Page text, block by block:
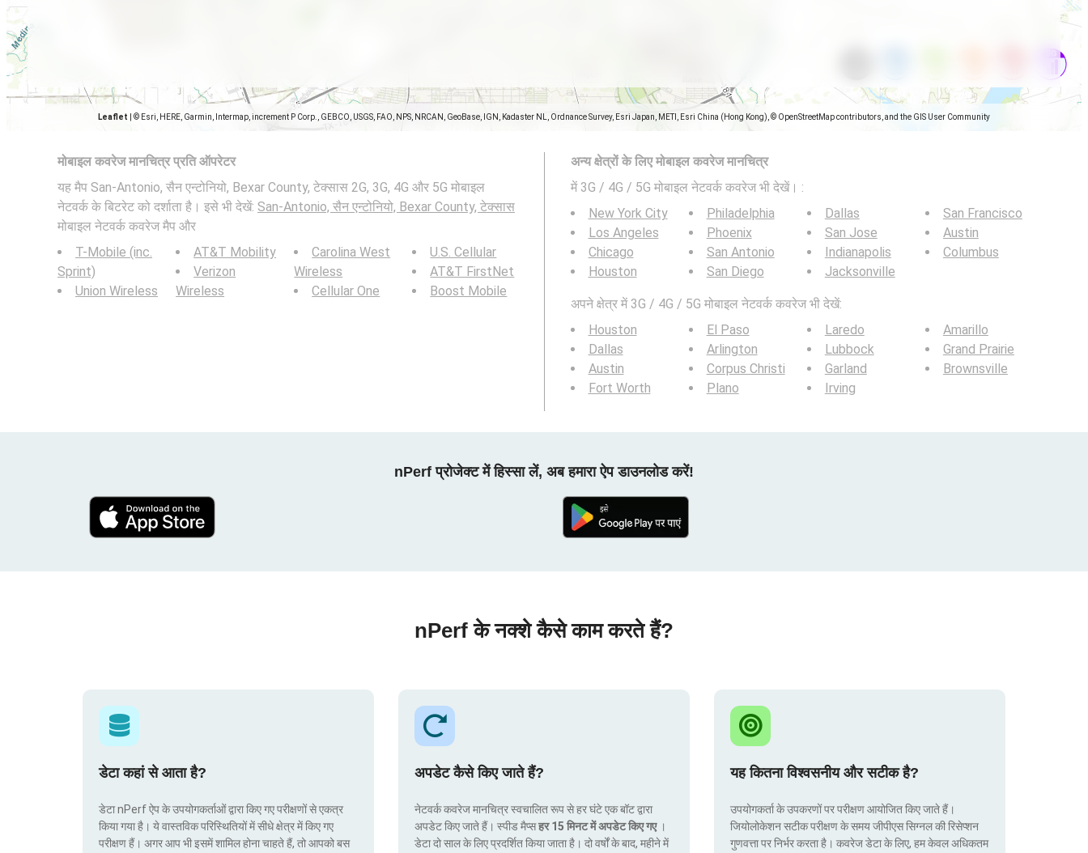
Leaflet © Esri, HERE, Garmin, Intermap, increment P Corp., GEBCO, USGS, FAO, NPS, NRCAN, GeoBase, IGN, Kadaster NL, Ordnance Survey, Esri Japan, METI, Esri China (Hong Kong), © OpenStreetMap contributors, and the GIS User Community
मोबाइल कवरेज मानचित्र प्रति ऑपरेटर
यह मैप San-Antonio, सैन एन्टोनियो, Bexar County, टेक्सास 2G, 3G, 4G और 5G मोबाइल
नेटवर्क के बिटरेट को दर्शाता है। इसे भी देखें: San-Antonio, सैन एन्टोनियो, Bexar County, टेक्सास
मोबाइल नेटवर्क कवरेज मैप और
T-Mobile (inc.
Sprint)
Union Wireless
AT&T Mobility
Verizon
Wireless
Carolina West
Wireless
Cellular One
U.S. Cellular
AT&T FirstNet
Boost Mobile
अन्य क्षेत्रों के लिए मोबाइल कवरेज मानचित्र
में 3G / 4G / 5G मोबाइल नेटवर्क कवरेज भी देखें। :
New York City
Los Angeles
Chicago
Houston
Philadelphia
Phoenix
San Antonio
San Diego
Dallas
San Jose
Indianapolis
Jacksonville
San Francisco
Austin
Columbus
अपने क्षेत्र में 3G / 4G / 5G मोबाइल नेटवर्क कवरेज भी देखें:
Houston
Dallas
Austin
Fort Worth
El Paso
Arlington
Corpus Christi
Plano
Laredo
Lubbock
Garland
Irving
Amarillo
Grand Prairie
Brownsville
nPerf प्रोजेक्ट में हिस्सा लें, अब हमारा ऐप डाउनलोड करें!
nPerf के नक्शे कैसे काम करते हैं?
डेटा कहां से आता है?
डेटा nPerf ऐप के उपयोगकर्ताओं द्वारा किए गए परीक्षणों से एकत्र
किया गया है। ये वास्तविक परिस्थितियों में सीधे क्षेत्र में किए गए
परीक्षण हैं। अगर आप भी इसमें शामिल होना चाहते हैं, तो आपको बस
अपडेट कैसे किए जाते हैं?
नेटवर्क कवरेज मानचित्र स्वचालित रूप से हर घंटे एक बॉट द्वारा
अपडेट किए जाते हैं। स्पीड मैप्सहर 15 मिनट में अपडेट किए गए ।
डेटा दो साल के लिए प्रदर्शित किया जाता है। दो वर्षों के बाद, महीने में
यह कितना विश्वसनीय और सटीक है?
उपयोगकर्ता के उपकरणों पर परीक्षण आयोजित किए जाते हैं।
जियोलोकेशन सटीक परीक्षण के समय जीपीएस सिग्नल की रिसेप्शन
गुणवत्ता पर निर्भर करता है। कवरेज डेटा के लिए, हम केवल अधिकतम